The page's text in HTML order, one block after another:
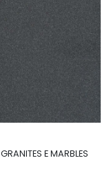
GRANITES E MARBLES